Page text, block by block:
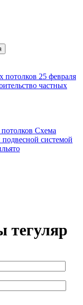
потолков 25 февраля
частных
Схема
системой
тегуляр